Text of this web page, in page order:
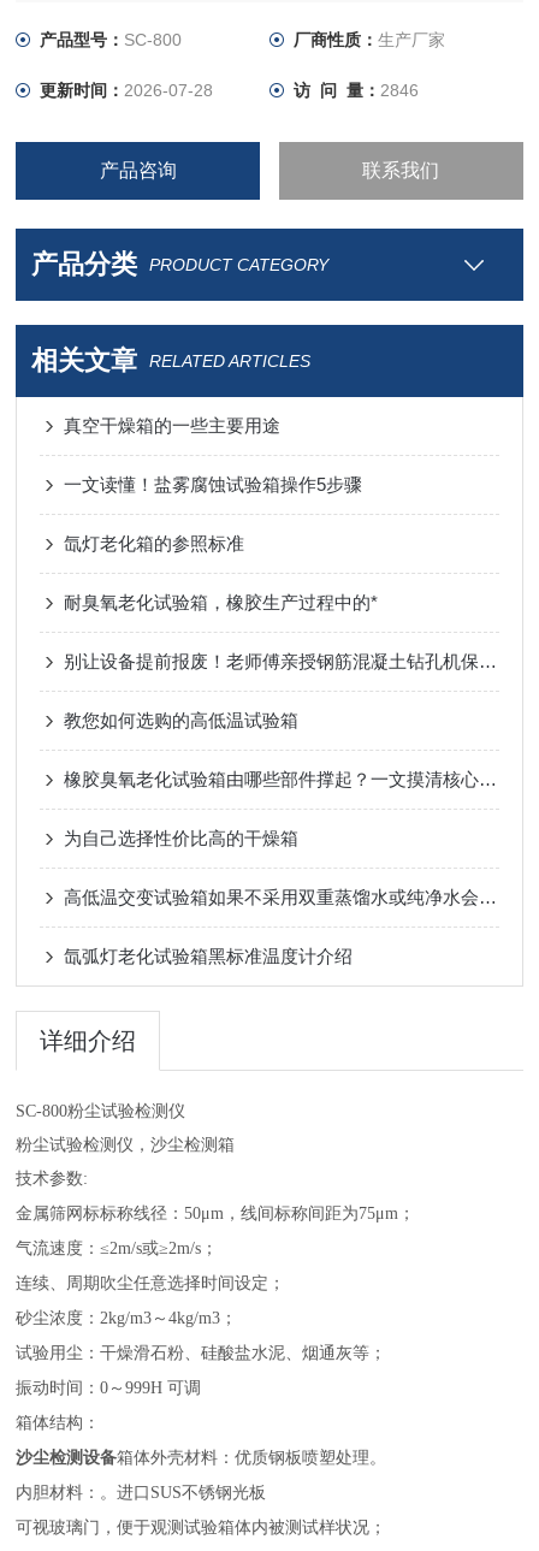
产品型号： SC-800 厂商性质： 生产厂家
更新时间： 2026-07-28 访 问 量： 2846
产品咨询 联系我们
产品分类 PRODUCT CATEGORY
相关文章 RELATED ARTICLES
真空干燥箱的一些主要用途
一文读懂！盐雾腐蚀试验箱操作5步骤
氙灯老化箱的参照标准
耐臭氧老化试验箱，橡胶生产过程中的*
别让设备提前报废！老师傅亲授钢筋混凝土钻孔机保养黄金法则
教您如何选购的高低温试验箱
橡胶臭氧老化试验箱由哪些部件撑起？一文摸清核心架构！
为自己选择性价比高的干燥箱
高低温交变试验箱如果不采用双重蒸馏水或纯净水会有什么影响？
氙弧灯老化试验箱黑标准温度计介绍
详细介绍
SC-800粉尘试验检测仪
粉尘试验检测仪，沙尘检测箱
技术参数:
金属筛网标标称线径：50μm ，线间标称间距为75μm ；
气流速度：≤2m/s或≥2m/s ；
连续、周期吹尘任意选择时间设定；
砂尘浓度：2kg/m3 ～4kg/m3 ；
试验用尘：干燥滑石粉、硅酸盐水泥、烟通灰等；
振动时间：0 ～999H可调
箱体结构：
沙尘检测设备箱体外壳材料：优质钢板喷塑处理。
内胆材料：。进口 SUS不锈钢光板
可视玻璃门，便于观测试验箱体内被测试样状况；